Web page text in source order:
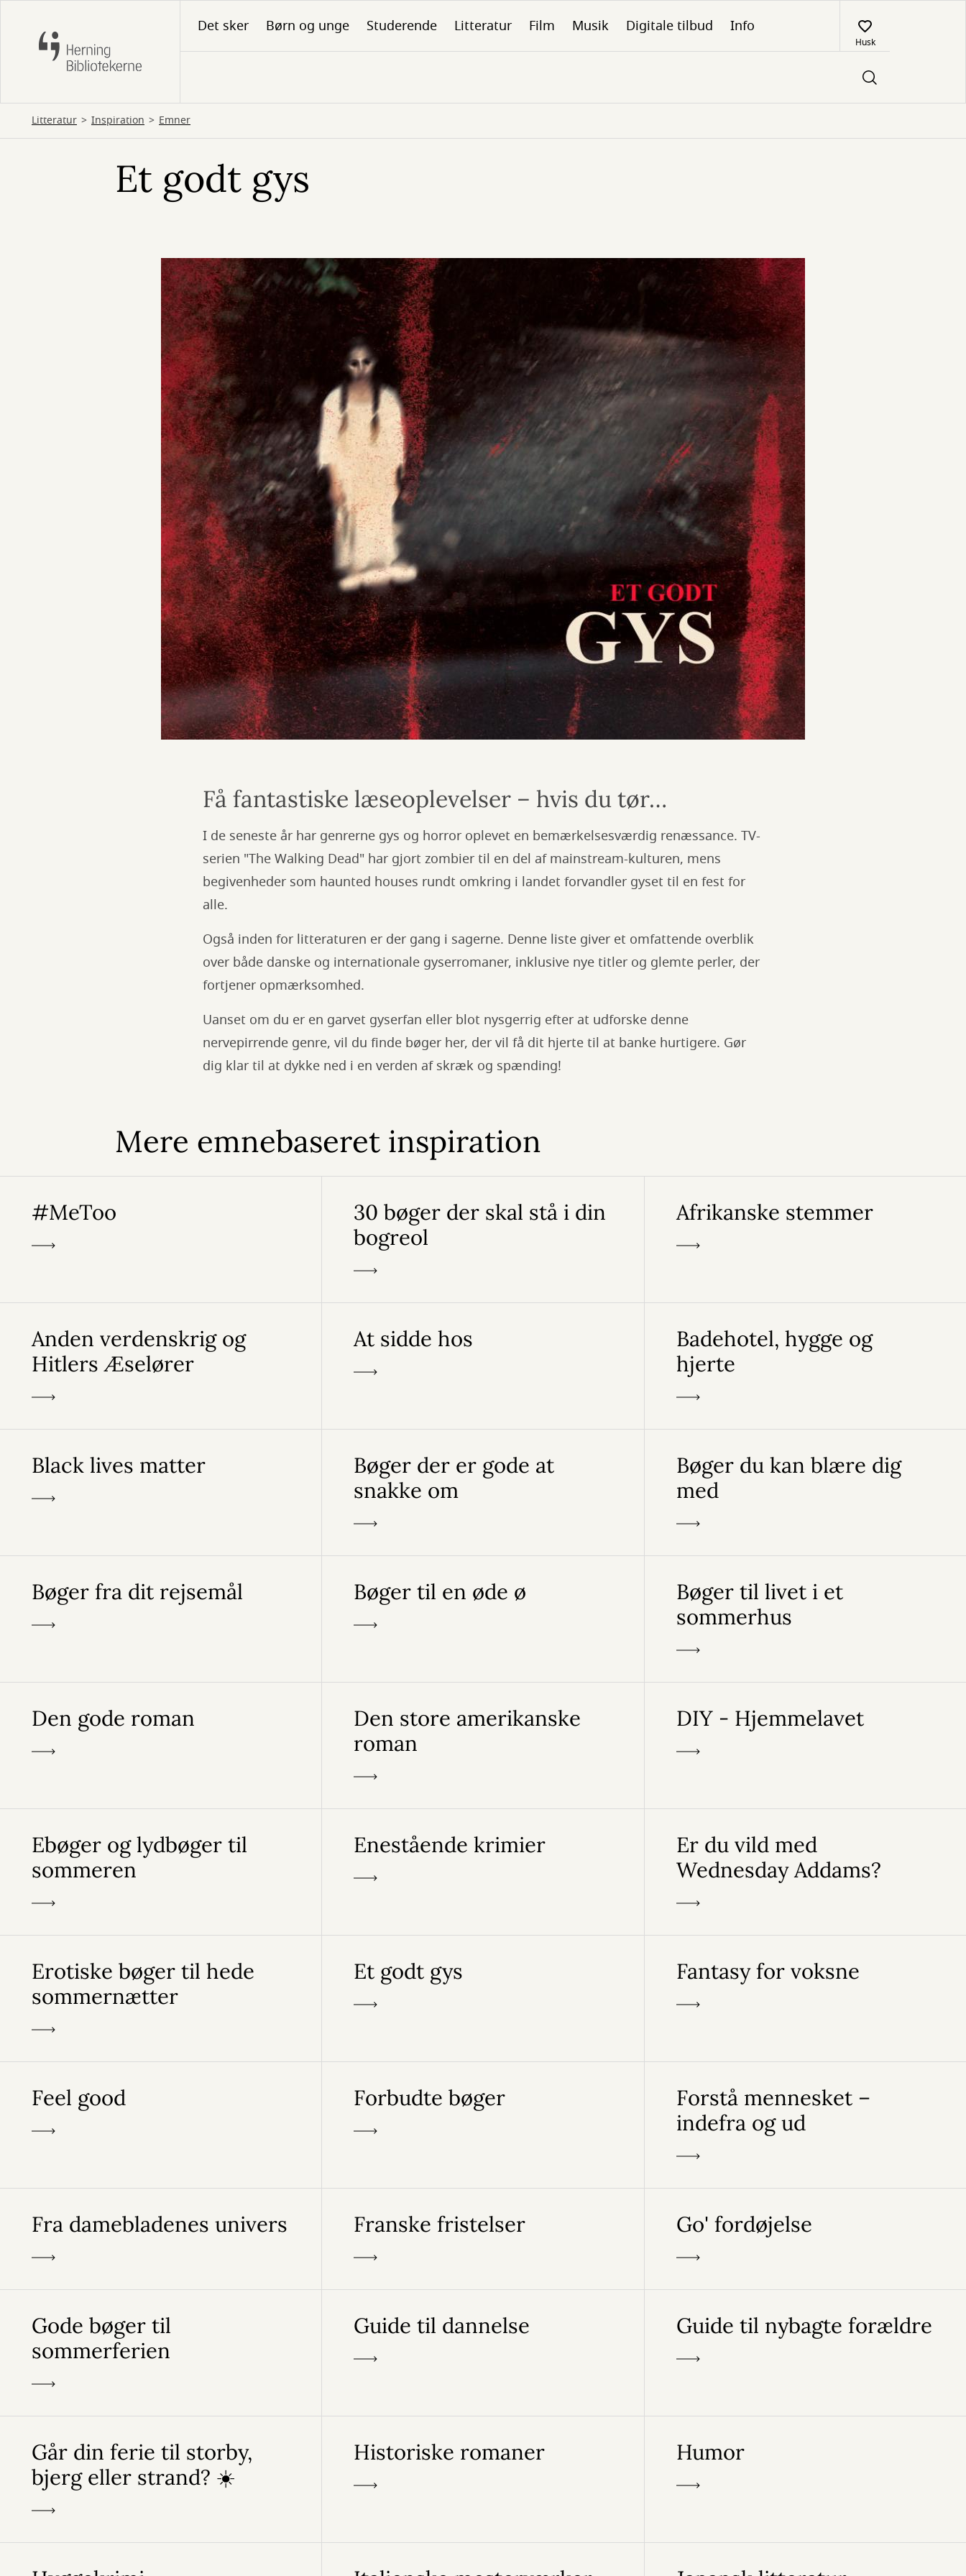
hovedindhold
Det sker Børn og unge Studerende Litteratur Film Musik Digitale tilbud Info
Husk
Litteratur Inspiration Emner
Et godt gys
Få fantastiske læseoplevelser – hvis du tør…
I de seneste år har genrerne gys og horror oplevet en bemærkelsesværdig renæssance. TV-
serien "The Walking Dead" har gjort zombier til en del af mainstream-kulturen, mens
begivenheder som haunted houses rundt omkring i landet forvandler gyset til en fest for
alle.
Også inden for litteraturen er der gang i sagerne. Denne liste giver et omfattende overblik
over både danske og internationale gyserromaner, inklusive nye titler og glemte perler, der
fortjener opmærksomhed.
Uanset om du er en garvet gyserfan eller blot nysgerrig efter at udforske denne
nervepirrende genre, vil du finde bøger her, der vil få dit hjerte til at banke hurtigere. Gør
dig klar til at dykke ned i en verden af skræk og spænding!
Mere emnebaseret inspiration
#MeToo
30 bøger der skal stå i din
bogreol
Afrikanske stemmer
Anden verdenskrig og
Hitlers Æselører
At sidde hos
Badehotel, hygge og
hjerte
Black lives matter
Bøger der er gode at
snakke om
Bøger du kan blære dig
med
Bøger fra dit rejsemål Bøger til en øde ø
Bøger til livet i et
sommerhus
Den gode roman
Den store amerikanske
roman
DIY - Hjemmelavet
Ebøger og lydbøger til
sommeren
Enestående krimier
Er du vild med
Wednesday Addams?
Erotiske bøger til hede
sommernætter
Et godt gys Fantasy for voksne
Feel good Forbudte bøger
Forstå mennesket –
indefra og ud
Fra damebladenes univers Franske fristelser Go' fordøjelse
Gode bøger til
sommerferien
Guide til dannelse Guide til nybagte forældre
Går din ferie til storby,
bjerg eller strand? ☀️
Historiske romaner Humor